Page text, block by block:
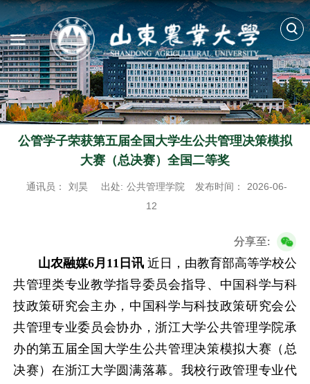
公管学子荣获第五届全国大学生公共管理决策模拟
大赛（总决赛）全国二等奖
通讯员： 刘昊 出处: 公共管理学院 发布时间：
2026-06-
12
分享至:
山农融媒6月11日讯 近日，由教育部高等学校公
共管理类专业教学指导委员会指导、中国科学与科
技政策研究会主办，中国科学与科技政策研究会公
共管理专业委员会协办，浙江大学公共管理学院承
办的第五届全国大学生公共管理决策模拟大赛（总
决赛）在浙江大学圆满落幕。我校行政管理专业代